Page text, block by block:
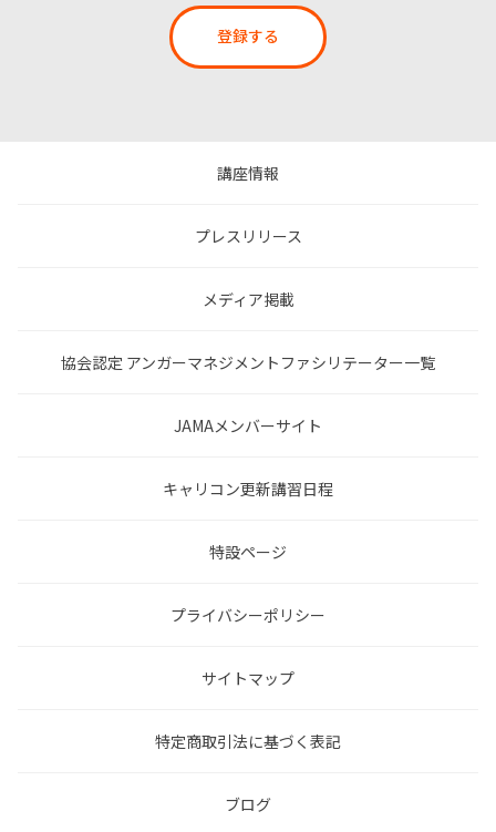
登録する
講座情報
プレスリリース
メディア掲載
協会認定 アンガーマネジメントファシリテーター一覧
JAMAメンバーサイト
キャリコン更新講習日程
特設ページ
プライバシーポリシー
サイトマップ
特定商取引法に基づく表記
ブログ